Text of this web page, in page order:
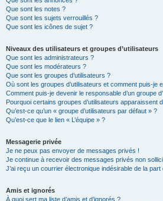
Que sont les notes ?
Que sont les sujets verrouillés ?
Que sont les icônes de sujet ?
Niveaux des utilisateurs et groupes d’utilisateurs
Que sont les administrateurs ?
Que sont les modérateurs ?
Que sont les groupes d’utilisateurs ?
Où sont les groupes d’utilisateurs et comment puis-je
Comment puis-je devenir le responsable d’un groupe
Pourquoi certains groupes d’utilisateurs apparaissent
Qu’est-ce qu’un « groupe d’utilisateurs par défaut » ?
Qu’est-ce que le lien « L’équipe » ?
Messagerie privée
Je ne peux pas envoyer de messages privés !
Je continue à recevoir des messages privés non
J’ai reçu un courrier électronique indésirable de la part
Amis et ignorés
À quoi sert ma liste d’amis et d’ignorés ?